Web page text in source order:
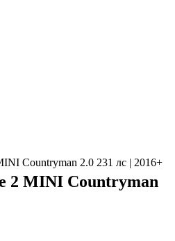
Countryman 2.0 231 лс | 2016+
2 MINI Countryman